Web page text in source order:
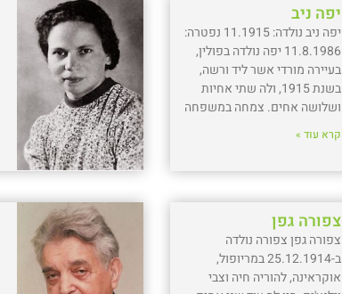
יפה ניב
יפה ניב נולדה: 11.1915 נפטרה:
11.8.1986 יפה נולדה בפולין,
בעיירה מורדי אשר ליד ורשה,
בשנת 1915, ולה שתי אחיות
ושלושה אחים. צמחה במשפחה
קרא עוד »
צפורה גפן
צפורה גפן צפורה נולדה
ב-25.12.1914 במריופול,
אוקראינה, להוריה חיה וצבי